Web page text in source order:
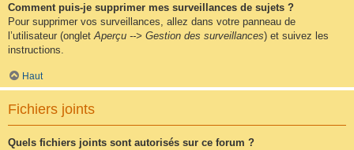
Comment puis-je supprimer mes surveillances de sujets ?
Pour supprimer vos surveillances, allez dans votre panneau de
l’utilisateur (onglet Aperçu --> Gestion des surveillances) et suivez les
instructions.
Haut
Fichiers joints
Quels fichiers joints sont autorisés sur ce forum ?